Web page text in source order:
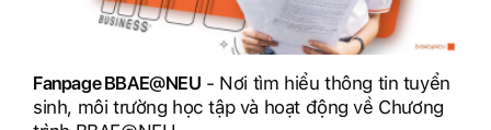
Fanpage BBAE@NEU - Nơi tìm hiểu thông tin tuyển
sinh, môi trường học tập và hoạt động về Chương